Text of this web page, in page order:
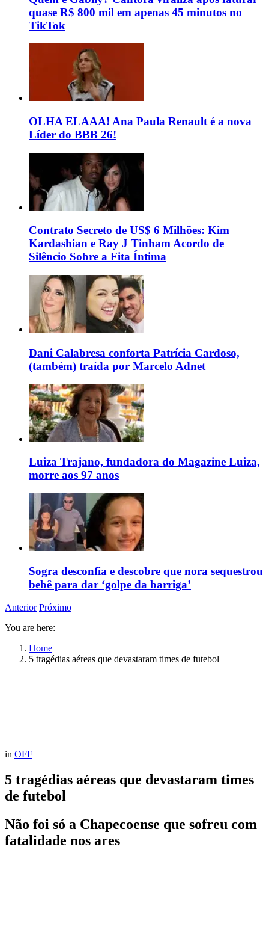
quase R$ 800 mil em apenas 45 minutos no
TikTok
OLHA ELAAA! Ana Paula Renault é a nova
Líder do BBB 26!
Contrato Secreto de US$ 6 Milhões: Kim
Kardashian e Ray J Tinham Acordo de
Silêncio Sobre a Fita Íntima
Dani Calabresa conforta Patrícia Cardoso,
(também) traída por Marcelo Adnet
Luiza Trajano, fundadora do Magazine Luiza,
morre aos 97 anos
Sogra desconfia e descobre que nora sequestrou
bebê para dar ‘golpe da barriga’
Anterior Próximo
You are here:
Home
5 tragédias aéreas que devastaram times de futebol
in OFF
5 tragédias aéreas que devastaram times
de futebol
Não foi só a Chapecoense que sofreu com
fatalidade nos ares